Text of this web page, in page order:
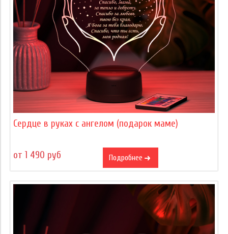
Сердце в руках с ангелом (подарок маме)
от 1 490 руб Подробнее